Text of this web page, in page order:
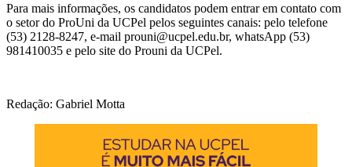
Para mais informações, os candidatos podem entrar em contato com
o setor do ProUni da UCPel pelos seguintes canais: pelo telefone
(53) 2128-8247, e-mail prouni@ucpel.edu.br, whatsApp (53)
981410035 e pelo site do Prouni da UCPel.
Redação: Gabriel Motta